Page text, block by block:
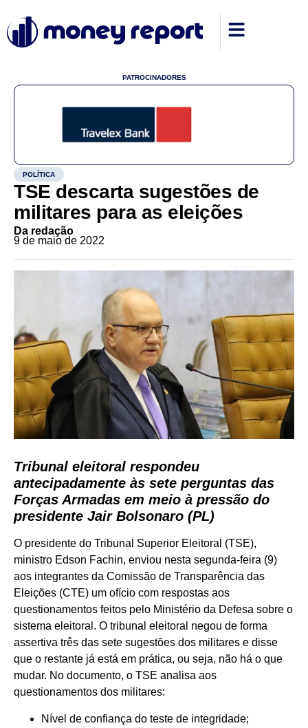
PATROCINADORES
POLÍTICA
TSE descarta sugestões de
militares para as eleições
Da redação
9 de maio de 2022
Tribunal eleitoral respondeu
antecipadamente às sete perguntas das
Forças Armadas em meio à pressão do
presidente Jair Bolsonaro (PL)
O presidente do Tribunal Superior Eleitoral (TSE),
ministro Edson Fachin, enviou nesta segunda-feira (9)
aos integrantes da Comissão de Transparência das
Eleições (CTE) um ofício com respostas aos
questionamentos feitos pelo Ministério da Defesa sobre o
sistema eleitoral. O tribunal eleitoral negou de forma
assertiva três das sete sugestões dos militares e disse
que o restante já está em prática, ou seja, não há o que
mudar. No documento, o TSE analisa aos
questionamentos dos militares:
Nível de confiança do teste de integridade;